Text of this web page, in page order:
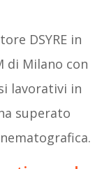
DSYRE in
di Milano con
lavorativi in
superato